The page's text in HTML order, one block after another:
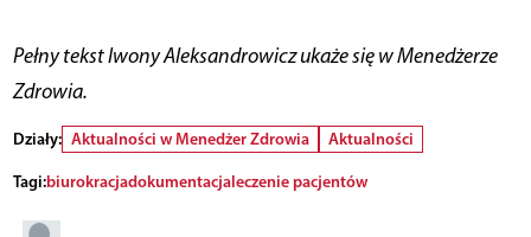
Pełny tekst Iwony Aleksandrowicz ukaże się w Menedżerze
Zdrowia.
Działy: Aktualności w Menedżer Zdrowia
Aktualności
Tagi:biurokracjadokumentacjaleczenie pacjentów